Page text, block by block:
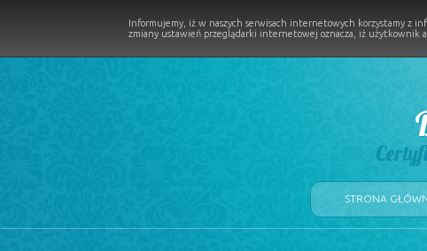
STRONA
Informujemy, iż w naszych serwisach internetowych korzystamy z
zmiany ustawień przeglądarki internetowej oznacza, iż użytkownik